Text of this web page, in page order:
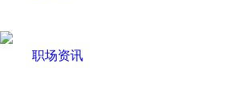
职场资讯